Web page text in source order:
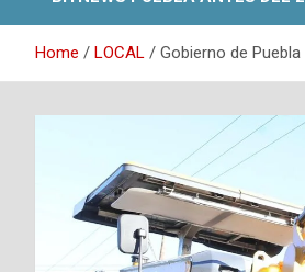
Home LOCAL Gobierno de